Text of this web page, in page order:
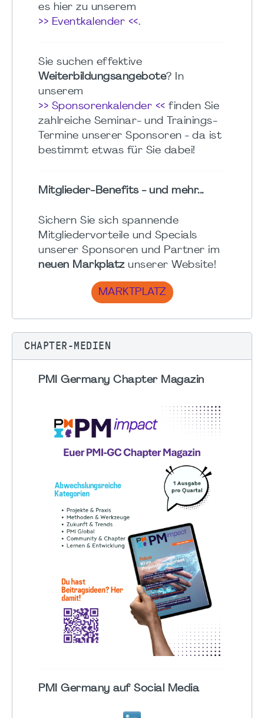
es hier zu unserem
>> Eventkalender <<.
Sie suchen effektive
Weiterbildungsangebote? In
unserem
>> Sponsorenkalender << finden Sie
zahlreiche Seminar- und Trainings-
Termine unserer Sponsoren - da ist
bestimmt etwas für Sie dabei!
Mitglieder-Benefits - und mehr...
Sichern Sie sich spannende
Mitgliedervorteile und Specials
unserer Sponsoren und Partner im
neuen Markplatzunserer Website!
MARKTPLATZ
CHAPTER-MEDIEN
PMI Germany Chapter Magazin
PMI Germany auf Social Media